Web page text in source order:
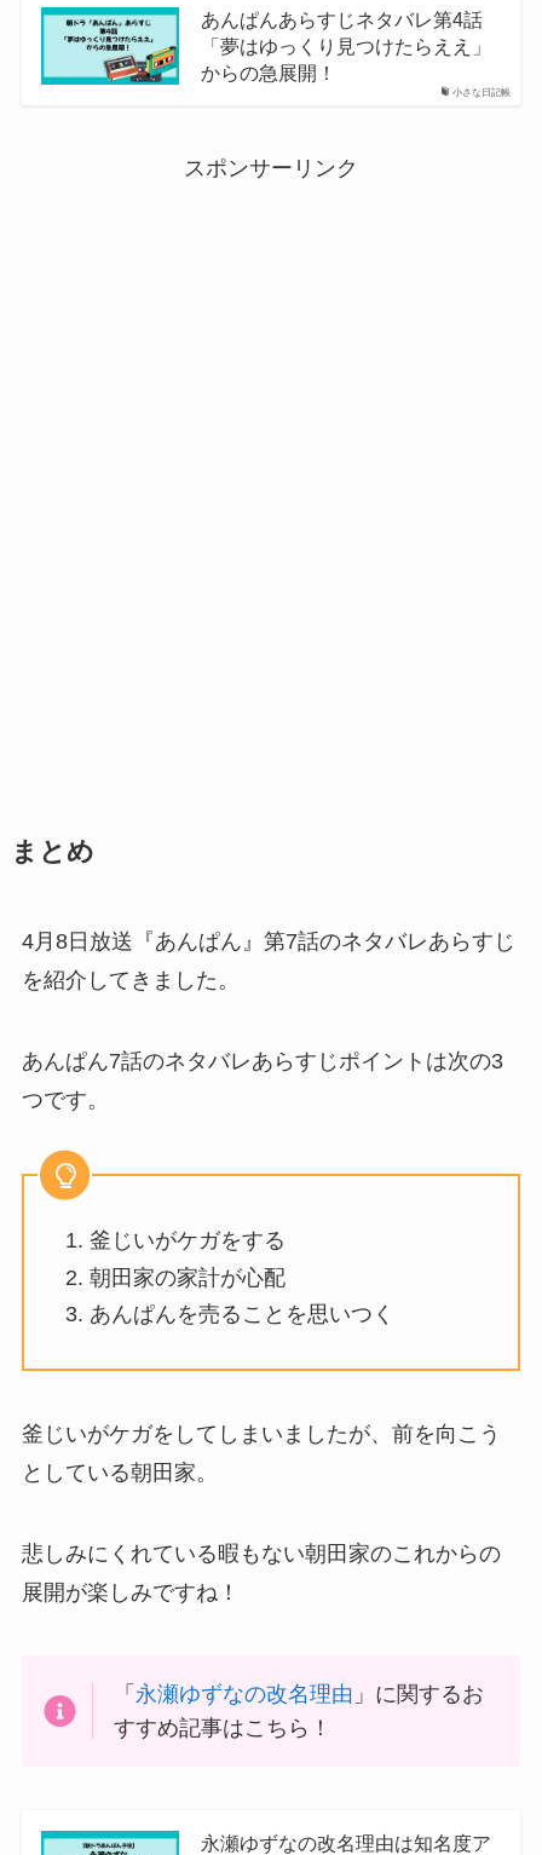
小さな日記帳
あんぱんあらすじネタバレ第4話
「夢はゆっくり見つけたらええ」
からの急展開！
スポンサーリンク
まとめ
4月8日放送『あんぱん』第7話のネタバレあらすじ
を紹介してきました。
あんぱん7話のネタバレあらすじポイントは次の3
つです。
釜じいがケガをする
朝田家の家計が心配
あんぱんを売ることを思いつく
釜じいがケガをしてしまいましたが、前を向こう
としている朝田家。
悲しみにくれている暇もない朝田家のこれからの
展開が楽しみですね！
「 永瀬ゆずなの改名理由 」に関するお
すすめ記事はこちら！
永瀬ゆずなの改名理由は知名度ア